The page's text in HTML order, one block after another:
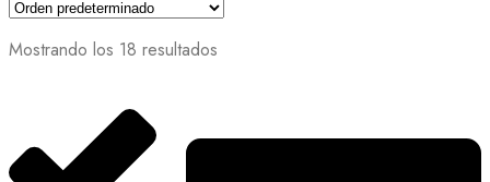
Mostrando los 18 resultados